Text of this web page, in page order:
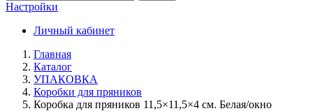
Настройки
Личный кабинет
Главная
Каталог
УПАКОВКА
Коробки для пряников
Коробка для пряников 11,5×11,5×4 см. Белая/окно